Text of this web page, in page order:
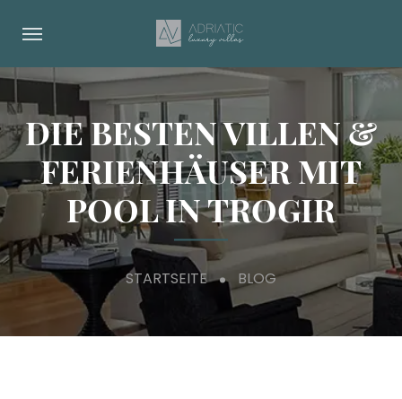
DIE BESTEN VILLEN &
FERIENHÄUSER MIT
POOL IN TROGIR
STARTSEITE BLOG